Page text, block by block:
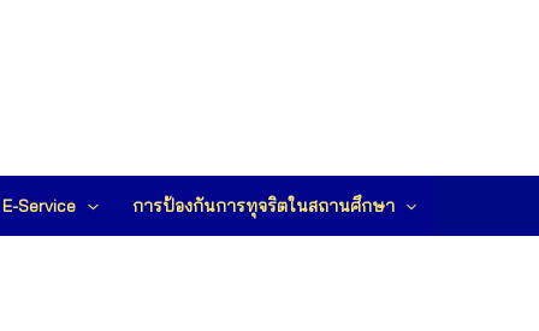
E-Service การป้องกันการทุจริตในสถานศึกษา